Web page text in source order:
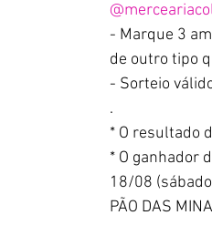
- Marque 3
de outro tipo
- Sorteio
.
* O resultado
* O ganhador
18/08
PÃO DAS